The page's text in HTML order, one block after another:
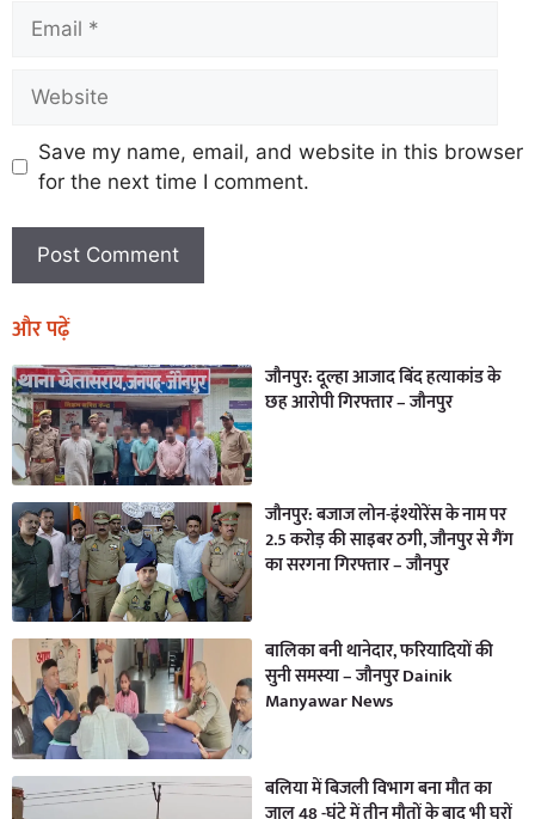
Save my name, email, and website in this browser
for the next time I comment.
और पढ़ें
जौनपुर: दूल्हा आजाद बिंद हत्याकांड के
छह आरोपी गिरफ्तार – जौनपुर
जौनपुर: बजाज लोन-इंश्योरेंस के नाम पर
2.5 करोड़ की साइबर ठगी, जौनपुर से गैंग
का सरगना गिरफ्तार – जौनपुर
बालिका बनी थानेदार, फरियादियों की
सुनी समस्या – जौनपुर Dainik
Manyawar News
बलिया में बिजली विभाग बना मौत का